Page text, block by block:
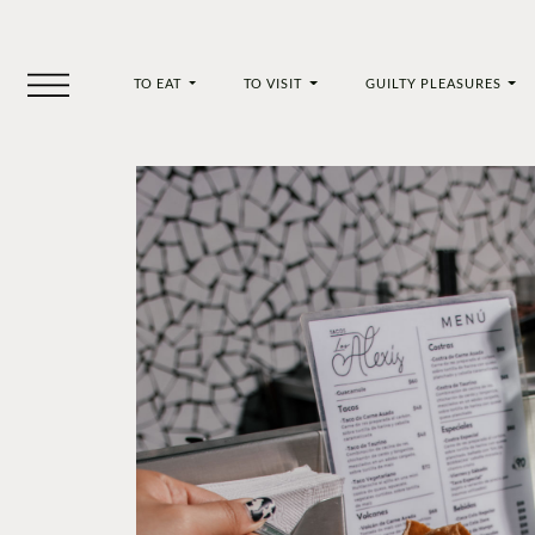
TO EAT TO VISIT GUILTY PLEASURES